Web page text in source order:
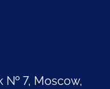
№ 7, Moscow,